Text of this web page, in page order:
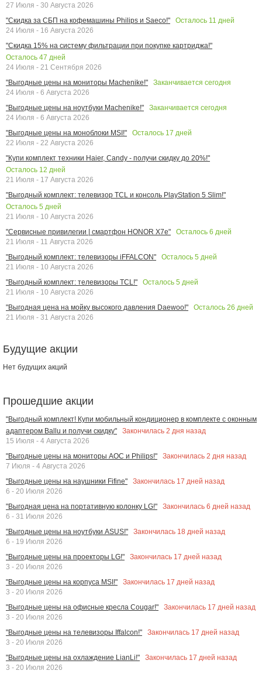
27 Июля - 30 Августа 2026
"Скидка за СБП на кофемашины Philips и Saeco!"
Осталось 11 дней
24 Июля - 16 Августа 2026
"Скидка 15% на систему фильтрации при покупке картриджа!"
Осталось 47 дней
24 Июля - 21 Сентября 2026
"Выгодные цены на мониторы Machenike!"
Заканчивается сегодня
24 Июля - 6 Августа 2026
"Выгодные цены на ноутбуки Machenike!"
Заканчивается сегодня
24 Июля - 6 Августа 2026
"Выгодные цены на моноблоки MSI!"
Осталось 17 дней
22 Июля - 22 Августа 2026
"Купи комплект техники Haier, Candy - получи скидку до 20%!"
Осталось 12 дней
21 Июля - 17 Августа 2026
"Выгодный комплект: телевизор TCL и консоль PlayStation 5 Slim!"
Осталось 5 дней
21 Июля - 10 Августа 2026
"Сервисные привилегии | смартфон HONOR X7e"
Осталось 6 дней
21 Июля - 11 Августа 2026
"Выгодный комплект: телевизоры iFFALCON"
Осталось 5 дней
21 Июля - 10 Августа 2026
"Выгодный комплект: телевизоры TCL!"
Осталось 5 дней
21 Июля - 10 Августа 2026
"Выгодная цена на мойку высокого давления Daewoo!"
Осталось 26 дней
21 Июля - 31 Августа 2026
Будущие акции
Нет будущих акций
Прошедшие акции
"Выгодный комплект! Купи мобильный кондиционер в комплекте с оконным
адаптером Ballu и получи скидку"
Закончилась 2 дня назад
15 Июля - 4 Августа 2026
"Выгодные цены на мониторы AOC и Philips!"
Закончилась 2 дня назад
7 Июля - 4 Августа 2026
"Выгодные цены на наушники Fifine"
Закончилась 17 дней назад
6 - 20 Июля 2026
"Выгодная цена на портативную колонку LG!"
Закончилась 6 дней назад
6 - 31 Июля 2026
"Выгодные цены на ноутбуки ASUS!"
Закончилась 18 дней назад
6 - 19 Июля 2026
"Выгодные цены на проекторы LG!"
Закончилась 17 дней назад
3 - 20 Июля 2026
"Выгодные цены на корпуса MSI!"
Закончилась 17 дней назад
3 - 20 Июля 2026
"Выгодные цены на офисные кресла Cougar!"
Закончилась 17 дней назад
3 - 20 Июля 2026
"Выгодные цены на телевизоры Iffalcon!"
Закончилась 17 дней назад
3 - 20 Июля 2026
"Выгодные цены на охлаждение LianLi!"
Закончилась 17 дней назад
3 - 20 Июля 2026